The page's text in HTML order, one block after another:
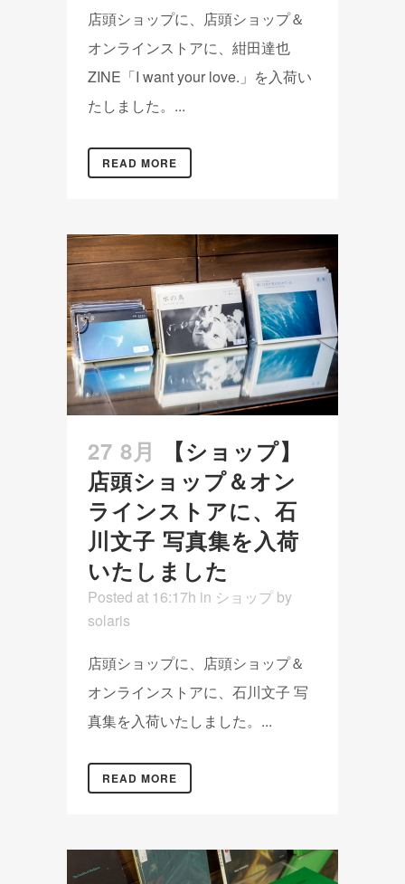
店頭ショップに、店頭ショップ＆
オンラインストアに、紺田達也
ZINE「I want your love.」を入荷い
たしました。...
READ MORE
27 8月
【ショップ】
店頭ショップ＆オン
ラインストアに、石
川文子 写真集を入荷
いたしました
Posted at 16:17h in ショップ by
solaris
店頭ショップに、店頭ショップ＆
オンラインストアに、石川文子 写
真集を入荷いたしました。...
READ MORE